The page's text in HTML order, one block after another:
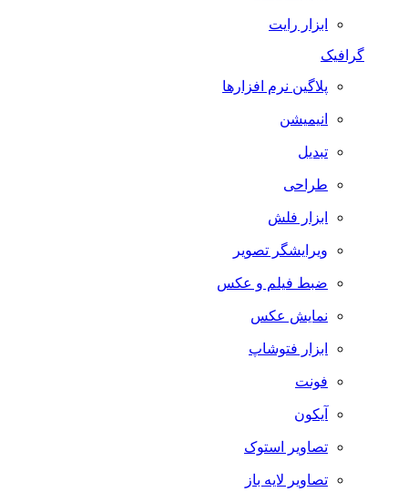
ابزار رایت
گرافیک
پلاگین نرم افزارها
انیمیشن
تبدیل
طراحی
ابزار فلش
ویرایشگر تصویر
ضبط فيلم و عكس
نمایش عکس
ابزار فتوشاپ
فونت
آیکون
تصاویر استوک
تصاویر لایه باز